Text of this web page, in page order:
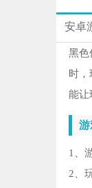
安卓
黑色
时
能让
游
1、
2、